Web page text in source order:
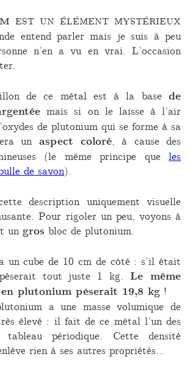
est un élément mystérieux
entend parler mais je suis à peu
n’en a vu en vrai. L’occasion
de ce métal est à la base de
mais si on le laisse à l’air
de plutonium qui se forme à sa
un aspect coloré, à cause des
(le même principe que les
de savon).
description uniquement visuelle
Pour rigoler un peu, voyons à
un gros bloc de plutonium.
un cube de 10 cm de côté : s’il était
tout juste 1 kg.Le même
plutonium pèserait 19,8 kg !
a une masse volumique de
élevé : il fait de ce métal l’un des
périodique. Cette densité
rien à ses autres propriétés…